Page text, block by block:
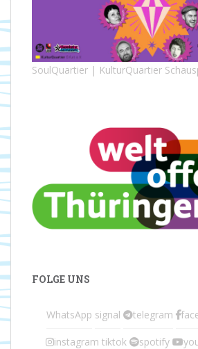
SoulQuartier | KulturQuartier
FOLGE UNS
WhatsApp signal telegram
instagram tiktok spotify